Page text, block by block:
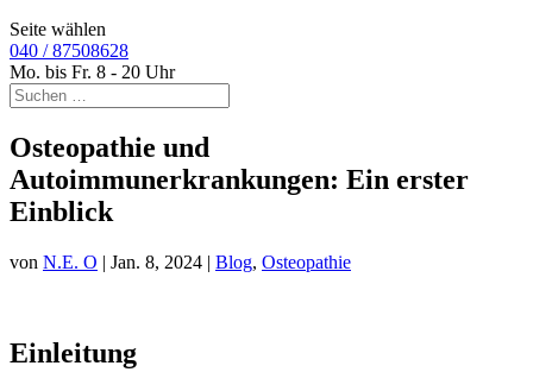
Seite wählen
040 / 87508628
Mo. bis Fr. 8 - 20 Uhr
Osteopathie und
Autoimmunerkrankungen: Ein erster
Einblick
von N.E. O | Jan. 8, 2024 | Blog, Osteopathie
Einleitung